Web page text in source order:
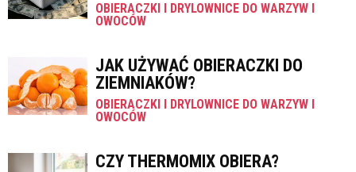
OBIERACZKI I DRYLOWNICE DO WARZYW I
OWOCÓW
JAK UŻYWAĆ OBIERACZKI DO
ZIEMNIAKÓW?
OBIERACZKI I DRYLOWNICE DO WARZYW I
OWOCÓW
CZY THERMOMIX OBIERA?